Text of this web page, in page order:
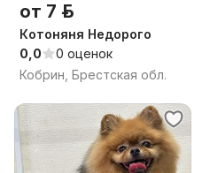
от 7 р.
Котоняня Недорого
0,0
0 оценок
Кобрин, Брестская обл.